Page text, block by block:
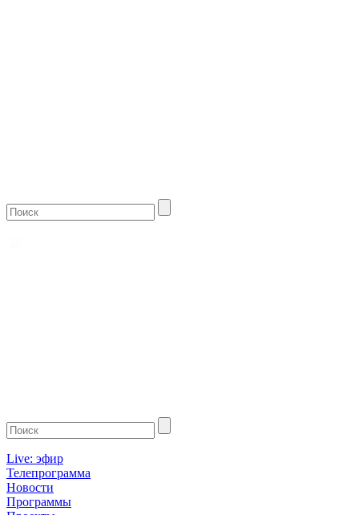
Live: эфир
Телепрограмма
Новости
Программы